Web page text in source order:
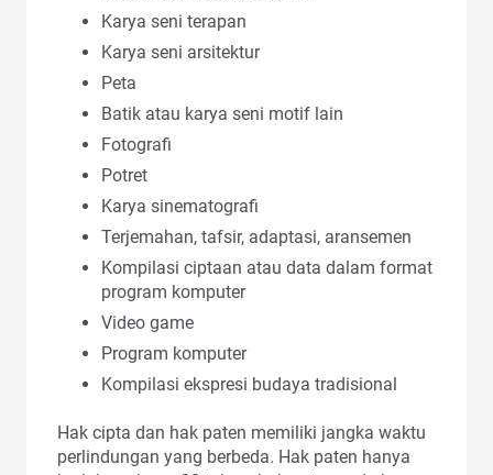
Karya seni terapan
Karya seni arsitektur
Peta
Batik atau karya seni motif lain
Fotografi
Potret
Karya sinematografi
Terjemahan, tafsir, adaptasi, aransemen
Kompilasi ciptaan atau data dalam format
program komputer
Video game
Program komputer
Kompilasi ekspresi budaya tradisional
Hak cipta dan hak paten memiliki jangka waktu
perlindungan yang berbeda. Hak paten hanya